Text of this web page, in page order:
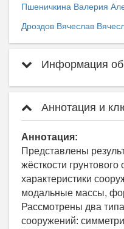
Пшеничкина Валерия
Дроздов Вячеслав
Информация об
Аннотация и
Аннотация:
Представлены
жёсткости
характеристики
модальные массы,
Рассмотрены два
сооружений: